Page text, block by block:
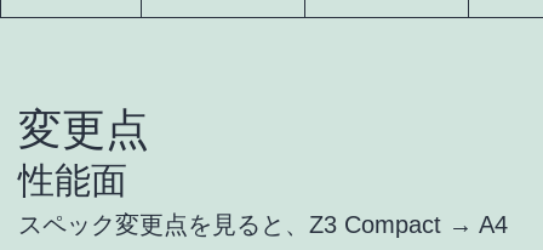
変更点
性能面
スペック変更点を見ると、Z3 Compact → A4